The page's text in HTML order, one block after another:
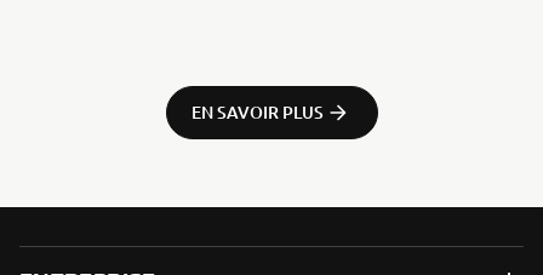
EN SAVOIR PLUS